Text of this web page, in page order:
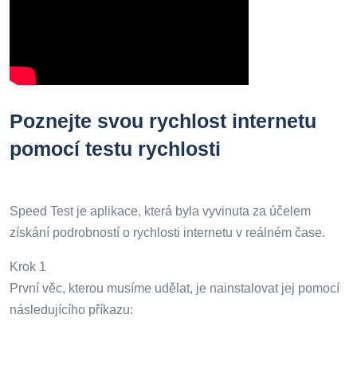
Poznejte svou rychlost internetu
pomocí testu rychlosti
Speed ​​Test je aplikace, která byla vyvinuta za účelem
získání podrobností o rychlosti internetu v reálném čase.
Krok 1
První věc, kterou musíme udělat, je nainstalovat jej pomocí
následujícího příkazu: